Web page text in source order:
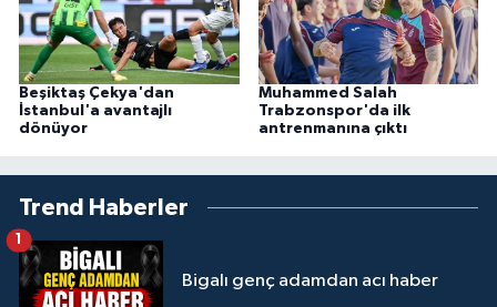
Beşiktaş Çekya'dan
İstanbul'a avantajlı
dönüyor
Muhammed Salah
Trabzonspor'da ilk
antrenmanına çıktı
Trend Haberler
Bigalı genç adamdan acı haber
1